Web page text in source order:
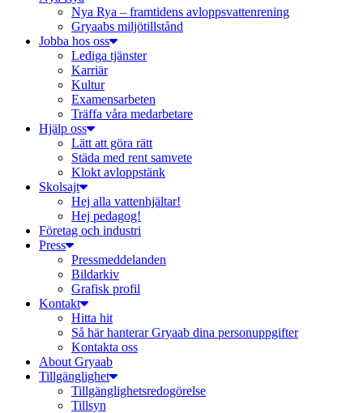
Nya Rya – framtidens avloppsvattenrening
Gryaabs miljötillstånd
Jobba hos oss
Lediga tjänster
Karriär
Kultur
Examensarbeten
Träffa våra medarbetare
Hjälp oss
Lätt att göra rätt
Städa med rent samvete
Klokt avloppstänk
Skolsajt
Hej alla vattenhjältar!
Hej pedagog!
Företag och industri
Press
Pressmeddelanden
Bildarkiv
Grafisk profil
Kontakt
Hitta hit
Så här hanterar Gryaab dina personuppgifter
Kontakta oss
About Gryaab
Tillgänglighet
Tillgänglighetsredogörelse
Tillsyn